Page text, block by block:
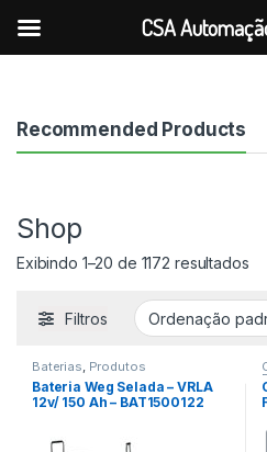
Recommended Products
Shop
Exibindo 1–20 de 1172 resultados
Filtros
Baterias, Produtos
Bateria Weg Selada – VRLA
12v/ 150 Ah – BAT1500122
CSA